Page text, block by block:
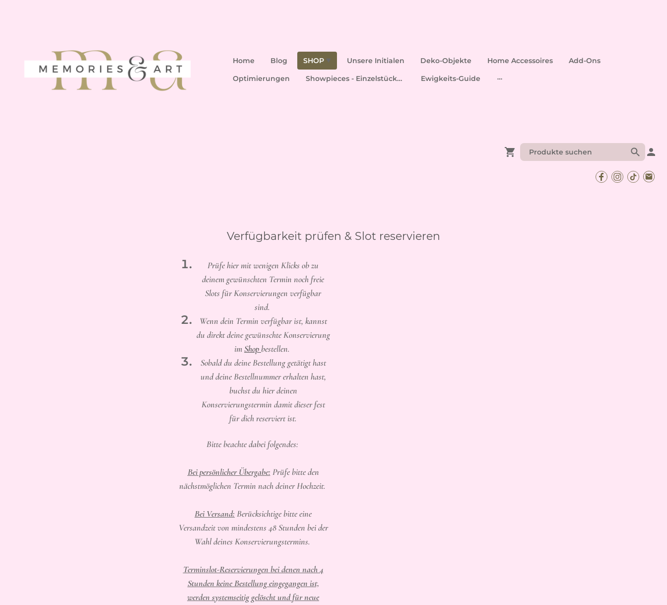
Home Blog SHOP Unsere Initialen Deko-Objekte Home Accessoires Add-Ons
Optimierungen Showpieces - Einzelstücke aus dem Atelier Ewigkeits-Guide
Verfügbarkeit prüfen & Slot reservieren
Prüfe hier mit wenigen Klicks ob zu
deinem gewünschten Termin noch freie
Slots für Konservierungen verfügbar
sind.
Wenn dein Termin verfügbar ist, kannst
du direkt deine gewünschte Konservierung
imShopbestellen.
Sobald du deine Bestellung getätigt hast
und deine Bestellnummer erhalten hast,
buchst du hier deinen
Konservierungstermin damit dieser fest
für dich reserviert ist.
Bitte beachte dabei folgendes:
Bei persönlicher Übergabe: Prüfe bitte den
nächstmöglichen Termin nach deiner Hochzeit.
Bei Versand: Berücksichtige bitte eine
Versandzeit von mindestens 48 Stunden bei der
Wahl deines Konservierungstermins.
Terminslot-Reservierungen bei denen nach 4
Stunden keine Bestellung eingegangen ist,
werden systemseitig gelöscht und für neue